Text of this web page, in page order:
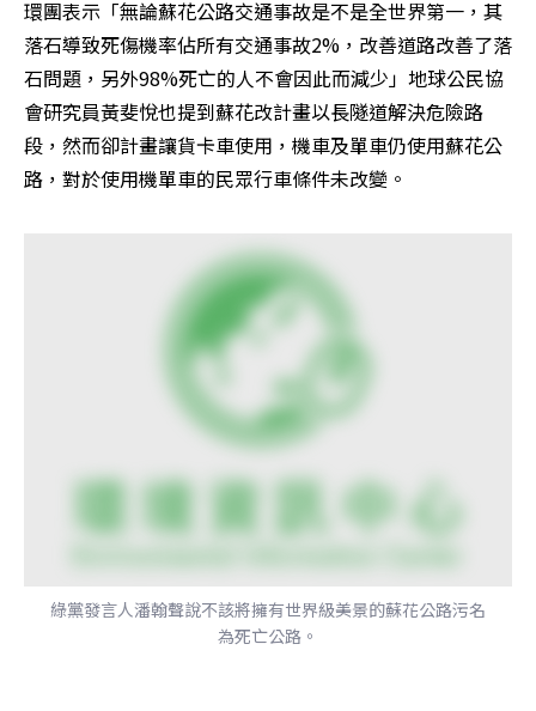
環團表示「無論蘇花公路交通事故是不是全世界第一，其
落石導致死傷機率佔所有交通事故2%，改善道路改善了落
石問題，另外98%死亡的人不會因此而減少」地球公民協
會研究員黃斐悅也提到蘇花改計畫以長隧道解決危險路
段，然而卻計畫讓貨卡車使用，機車及單車仍使用蘇花公
路，對於使用機單車的民眾行車條件未改變。
綠黨發言人潘翰聲說不該將擁有世界級美景的蘇花公路污名
為死亡公路。